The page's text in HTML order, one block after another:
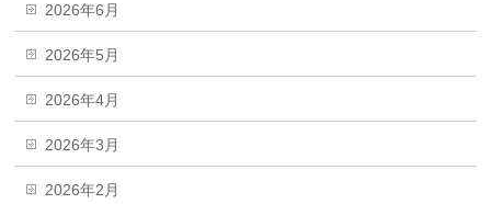
2026年6月
2026年5月
2026年4月
2026年3月
2026年2月